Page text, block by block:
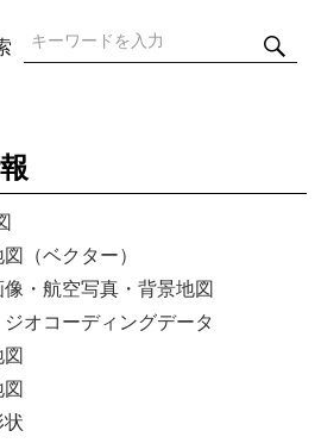
検
索:
（ベクター）
・航空写真・背景地図
オコーディングデータ
状